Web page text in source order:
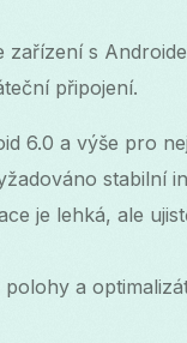
zařízení s
připojení.
6.0 a výše pro
stabilní
je lehká, ale
a